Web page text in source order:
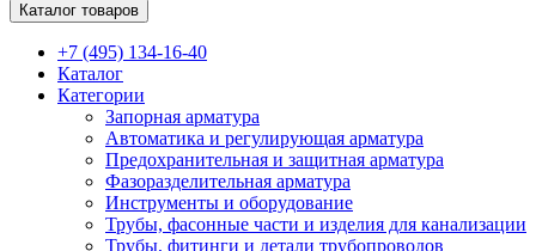
Каталог товаров
+7 (495) 134-16-40
Каталог
Категории
Запорная арматура
Автоматика и регулирующая арматура
Предохранительная и защитная арматура
Фазоразделительная арматура
Инструменты и оборудование
Трубы, фасонные части и изделия для канализации
Трубы, фитинги и детали трубопроводов